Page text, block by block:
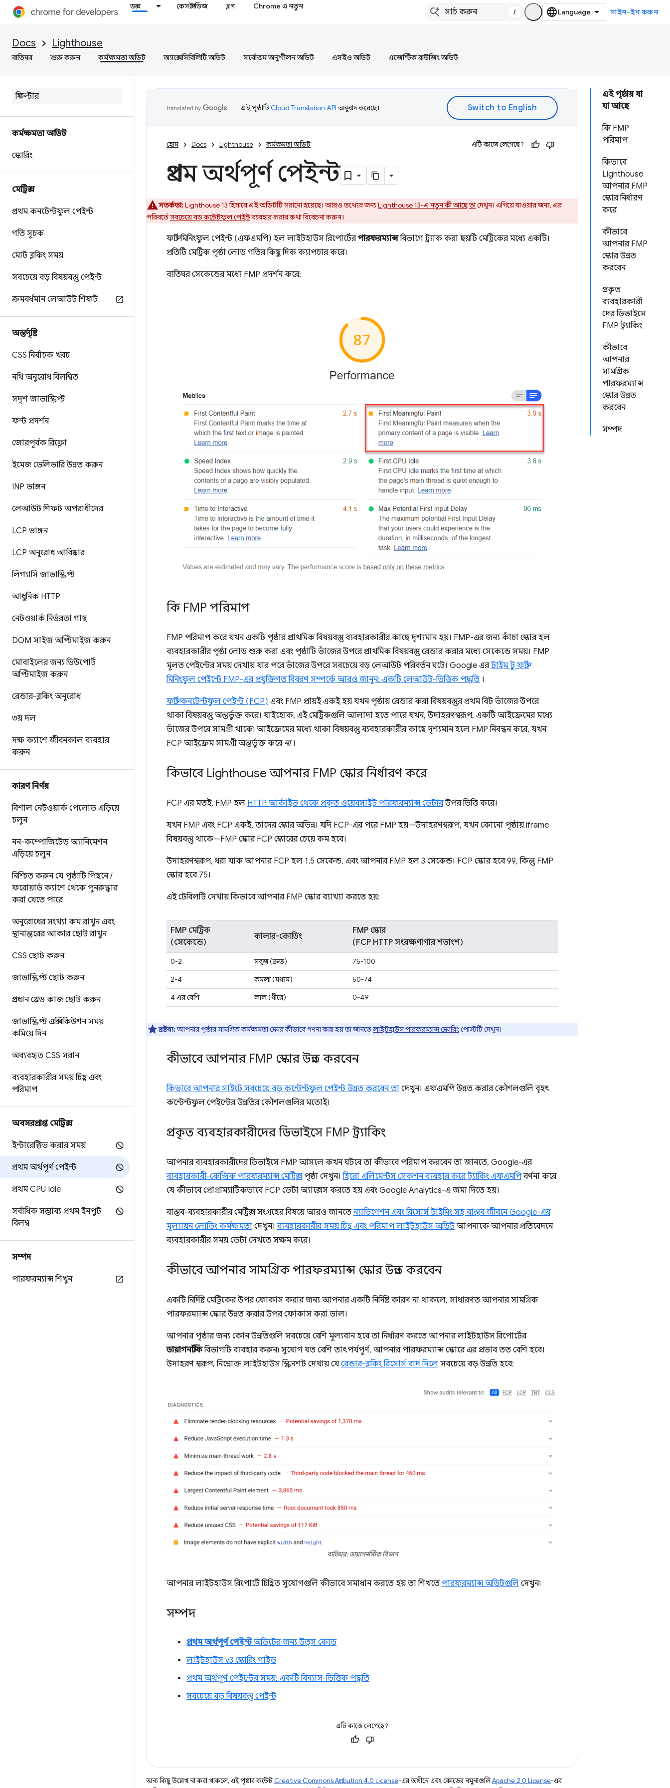
ডক্স কেস স্টাডিজ ব্লগ Chrome এ নতুন
/ সাইন-ইন করুন
Docs Lighthouse
বাতিঘর শুরু করুন কর্মক্ষমতা অডিট অ্যাক্সেসিবিলিটি অডিট সর্বোত্তম অনুশীলন অডিট এসইও অডিট এজেন্টিক ব্রাউজিং অডিট
কর্মক্ষমতা অডিট
স্কোরিং
মেট্রিক্স
প্রথম কনটেন্টফুল পেইন্ট
গতি সূচক
মোট ব্লকিং সময়
সবচেয়ে বড় বিষয়বস্তু পেইন্ট
ক্রমবর্ধমান লেআউট শিফট
অন্তর্দৃষ্টি
CSS নির্বাচক খরচ
নথি অনুরোধ বিলম্বিত
সদৃশ জাভাস্ক্রিপ্ট
ফন্ট প্রদর্শন
জোরপূর্বক রিফ্লো
ইমেজ ডেলিভারি উন্নত করুন
INP ভাঙ্গন
লেআউট শিফট অপরাধীদের
LCP ভাঙ্গন
LCP অনুরোধ আবিষ্কার
লিগ্যাসি জাভাস্ক্রিপ্ট
আধুনিক HTTP
নেটওয়ার্ক নির্ভরতা গাছ
DOM সাইজ অপ্টিমাইজ করুন
মোবাইলের জন্য ভিউপোর্ট
অপ্টিমাইজ করুন
রেন্ডার-ব্লকিং অনুরোধ
৩য় দল
দক্ষ ক্যাশে জীবনকাল ব্যবহার
করুন
কারণ নির্ণয়
বিশাল নেটওয়ার্ক পেলোড এড়িয়ে
চলুন
নন-কম্পোজিটেড অ্যানিমেশন
এড়িয়ে চলুন
নিশ্চিত করুন যে পৃষ্ঠাটি পিছনে/
ফরোয়ার্ড ক্যাশে থেকে পুনরুদ্ধার
করা যেতে পারে
অনুরোধের সংখ্যা কম রাখুন এবং
স্থানান্তরের আকার ছোট রাখুন
CSS ছোট করুন
জাভাস্ক্রিপ্ট ছোট করুন
প্রধান থ্রেড কাজ ছোট করুন
জাভাস্ক্রিপ্ট এক্সিকিউশন সময়
কমিয়ে দিন
অব্যবহৃত CSS সরান
ব্যবহারকারীর সময় চিহ্ন এবং
পরিমাপ
অবসরপ্রাপ্ত মেট্রিক্স
ইন্টারেক্টিভ করার সময়
প্রথম অর্থপূর্ণ পেইন্ট
প্রথম CPU Idle
সর্বাধিক সম্ভাব্য প্রথম ইনপুট
বিলম্ব
সম্পদ
পারফরম্যান্স শিখুন
এই পৃষ্ঠায় যা
যা আছে
কি FMP
পরিমাপ
কিভাবে
Lighthouse
আপনার FMP
স্কোর নির্ধারণ
করে
কীভাবে
আপনার FMP
স্কোর উন্নত
করবেন
প্রকৃত
ব্যবহারকারী
দের ডিভাইসে
FMP ট্র্যাকিং
কীভাবে
আপনার
সামগ্রিক
পারফরম্যান্স
স্কোর উন্নত
করবেন
সম্পদ
এই পৃষ্ঠাটিCloud Translation APIঅনুবাদ করেছে।
হোম Docs Lighthouse কর্মক্ষমতা অডিট এটি কাজে লেগেছে?
প্রথম অর্থপূর্ণ পেইন্ট
সতর্কতা:Lighthouse 13 হিসাবে এই অডিটটি সরানো হয়েছে। আরও তথ্যের জন্যLighthouse 13-এ নতুন কী আছে তাদেখুন। এগিয়ে যাওয়ার জন্য, এর
পরিবর্তেসবচেয়ে বড় কন্টেন্টফুল পেইন্টব্যবহার করার কথা বিবেচনা করুন।
ফার্স্ট মিনিংফুল পেইন্ট (এফএমপি) হল লাইটহাউস রিপোর্টেরপারফরম্যান্সবিভাগে ট্র্যাক করা ছয়টি মেট্রিকের মধ্যে একটি।
প্রতিটি মেট্রিক পৃষ্ঠা লোড গতির কিছু দিক ক্যাপচার করে।
বাতিঘর সেকেন্ডের মধ্যে FMP প্রদর্শন করে:
কি FMP পরিমাপ
FMP পরিমাপ করে যখন একটি পৃষ্ঠার প্রাথমিক বিষয়বস্তু ব্যবহারকারীর কাছে দৃশ্যমান হয়। FMP-এর জন্য কাঁচা স্কোর হল
ব্যবহারকারীর পৃষ্ঠা লোড শুরু করা এবং পৃষ্ঠাটি ভাঁজের উপরে প্রাথমিক বিষয়বস্তু রেন্ডার করার মধ্যে সেকেন্ডে সময়। FMP
মূলত পেইন্টের সময় দেখায় যার পরে ভাঁজের উপরে সবচেয়ে বড় লেআউট পরিবর্তন ঘটে। Google এরটাইম টু ফার্স্ট
মিনিংফুল পেইন্টে FMP-এর প্রযুক্তিগত বিবরণ সম্পর্কে আরও জানুন: একটি লেআউট-ভিত্তিক পদ্ধতি ।
ফার্স্ট কনটেন্টফুল পেইন্ট (FCP) এবং FMP প্রায়ই একই হয় যখন পৃষ্ঠায় রেন্ডার করা বিষয়বস্তুর প্রথম বিট ভাঁজের উপরে
থাকা বিষয়বস্তু অন্তর্ভুক্ত করে। যাইহোক, এই মেট্রিকগুলি আলাদা হতে পারে যখন, উদাহরণস্বরূপ, একটি আইফ্রেমের মধ্যে
ভাঁজের উপরে সামগ্রী থাকে৷ আইফ্রেমের মধ্যে থাকা বিষয়বস্তু ব্যবহারকারীর কাছে দৃশ্যমান হলে FMP নিবন্ধন করে, যখন
FCP আইফ্রেম সামগ্রী অন্তর্ভুক্ত করে না।
কিভাবে Lighthouse আপনার FMP স্কোর নির্ধারণ করে
FCP এর মতই, FMP হল HTTP আর্কাইভ থেকে প্রকৃত ওয়েবসাইট পারফরম্যান্স ডেটারউপর ভিত্তি করে।
যখন FMP এবং FCP একই, তাদের স্কোর অভিন্ন। যদি FCP-এর পরে FMP হয়—উদাহরণস্বরূপ, যখন কোনো পৃষ্ঠায় iframe
বিষয়বস্তু থাকে—FMP স্কোর FCP স্কোরের চেয়ে কম হবে।
উদাহরণস্বরূপ, ধরা যাক আপনার FCP হল 1.5 সেকেন্ড, এবং আপনার FMP হল 3 সেকেন্ড। FCP স্কোর হবে 99, কিন্তু FMP
স্কোর হবে 75।
এই টেবিলটি দেখায় কিভাবে আপনার FMP স্কোর ব্যাখ্যা করতে হয়:
FMP মেট্রিক
(সেকেন্ডে)
কালার-কোডিং
FMP স্কোর
(FCP HTTP সংরক্ষণাগার শতাংশ)
0-2 সবুজ (দ্রুত)
75-100
2-4
কমলা (মধ্যম)
50-74
4 এর বেশি
লাল (ধীরে) 0-49
দ্রষ্টব্য:আপনার পৃষ্ঠার সামগ্রিক কর্মক্ষমতা স্কোর কীভাবে গণনা করা হয় তা জানতেলাইটহাউস পারফরম্যান্স স্কোরিংপোস্টটি দেখুন।
কীভাবে আপনার FMP স্কোর উন্নত করবেন
কিভাবে আপনার সাইটে সবচেয়ে বড় কন্টেন্টফুল পেইন্ট উন্নত করবেন তা দেখুন। এফএমপি উন্নত করার কৌশলগুলি বৃহৎ
কন্টেন্টফুল পেইন্টের উন্নতির কৌশলগুলির মতোই।
প্রকৃত ব্যবহারকারীদের ডিভাইসে FMP ট্র্যাকিং
আপনার ব্যবহারকারীদের ডিভাইসে FMP আসলে কখন ঘটবে তা কীভাবে পরিমাপ করবেন তা জানতে, Google-এর
ব্যবহারকারী-কেন্দ্রিক পারফরম্যান্স মেট্রিক্সপৃষ্ঠা দেখুন।হিরো এলিমেন্টস সেকশন ব্যবহার করে ট্র্যাকিং এফএমপিবর্ণনা করে
যে কীভাবে প্রোগ্রাম্যাটিকভাবে FCP ডেটা অ্যাক্সেস করতে হয় এবং Google Analytics-এ জমা দিতে হয়।
বাস্তব-ব্যবহারকারীর মেট্রিক্স সংগ্রহের বিষয়ে আরও জানতে ন্যাভিগেশন এবং রিসোর্স টাইমিং সহ বাস্তব জীবনে Google-এর
মূল্যায়ন লোডিং কর্মক্ষমতা দেখুন।ব্যবহারকারীর সময় চিহ্ন এবং পরিমাপ লাইটহাউস অডিটআপনাকে আপনার প্রতিবেদনে
ব্যবহারকারীর সময় ডেটা দেখতে সক্ষম করে।
কীভাবে আপনার সামগ্রিক পারফরম্যান্স স্কোর উন্নত করবেন
একটি নির্দিষ্ট মেট্রিকের উপর ফোকাস করার জন্য আপনার একটি নির্দিষ্ট কারণ না থাকলে, সাধারণত আপনার সামগ্রিক
পারফরম্যান্স স্কোর উন্নত করার উপর ফোকাস করা ভাল।
আপনার পৃষ্ঠার জন্য কোন উন্নতিগুলি সবচেয়ে বেশি মূল্যবান হবে তা নির্ধারণ করতে আপনার লাইটহাউস রিপোর্টের
ডায়াগনস্টিকবিভাগটি ব্যবহার করুন৷ সুযোগ যত বেশি তাৎপর্যপূর্ণ, আপনার পারফরম্যান্স স্কোরে এর প্রভাব তত বেশি হবে।
উদাহরণ স্বরূপ, নিম্নোক্ত লাইটহাউস স্ক্রিনশট দেখায় যে রেন্ডার-ব্লকিং রিসোর্স বাদ দিলে সবচেয়ে বড় উন্নতি হবে:
বাতিঘর: ডায়াগনস্টিক বিভাগ
আপনার লাইটহাউস রিপোর্টে চিহ্নিত সুযোগগুলি কীভাবে সমাধান করতে হয় তা শিখতে পারফরম্যান্স অডিটগুলি দেখুন৷
সম্পদ
প্রথম অর্থপূর্ণ পেইন্টঅডিটের জন্য উত্স কোড
লাইটহাউস v3 স্কোরিং গাইড
প্রথম অর্থপূর্ণ পেইন্টের সময়: একটি বিন্যাস-ভিত্তিক পদ্ধতি
সবচেয়ে বড় বিষয়বস্তু পেইন্ট
এটি কাজে লেগেছে?
অন্য কিছু উল্লেখ না করা থাকলে, এই পৃষ্ঠার কন্টেন্ট Creative Commons Attribution 4.0 License-এর অধীনে এবং কোডের নমুনাগুলিApache 2.0 License-এর